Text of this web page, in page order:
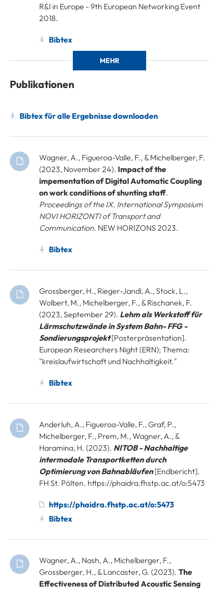
R&I in Europe - 9th European Networking Event
2018.
Bibtex
MEHR
Publikationen
Bibtex für alle Ergebnisse downloaden
Wagner, A., Figueroa-Valle, F., & Michelberger, F.
(2023, November 24). Impact of the
impementation of Digital Automatic Coupling
on work conditions of shunting staff.
Proceedings of the IX. International Symposium
NOVI HORIZONTI of Transport and
Communication. NEW HORIZONS 2023.
Bibtex
Grossberger, H., Rieger-Jandl, A., Stock, L.,
Wolbert, M., Michelberger, F., & Rischanek, F.
(2023, September 29). Lehm als Werkstoff für
Lärmschutzwände in System Bahn- FFG -
Sondierungsprojekt[Posterpräsentation].
European Researchers Night (ERN); Thema:
"kreislaufwirtschaft und Nachhaltigkeit."
Bibtex
Anderluh, A., Figueroa-Valle, F., Graf, P.,
Michelberger, F., Prem, M., Wagner, A., &
Haramina, H. (2023). NITOB - Nachhaltige
intermodale Transportketten durch
Optimierung von Bahnabläufen[Endbericht].
FH St. Pölten. https://phaidra.fhstp.ac.at/o:5473
https://phaidra.fhstp.ac.at/o:5473
Bibtex
Wagner, A., Nash, A., Michelberger, F.,
Grossberger, H., & Lancaster, G. (2023). The
Effectiveness of Distributed Acoustic Sensing